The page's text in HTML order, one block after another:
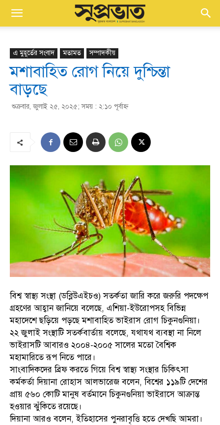
এ মুহূর্তের সংবাদ মতামত সম্পাদকীয়
মশাবাহিত রোগ নিয়ে দুশ্চিন্তা
বাড়ছে
শুক্রবার, জুলাই ২৫, ২০২৫; সময় : ২:১০ পূর্বাহ্ণ
বিশ্ব স্বাস্থ্য সংস্থা (ডব্লিউএইচও) সতর্কতা জারি করে জরুরি পদক্ষেপ
গ্রহণের আহ্বান জানিয়ে বলেছে, এশিয়া-ইউরোপসহ বিভিন্ন
মহাদেশে ছড়িয়ে পড়ছে মশাবাহিত ভাইরাস রোগ চিকুনগুনিয়া।
২২ জুলাই সংস্থাটি সতর্কবার্তায় বলেছে, যথাযথ ব্যবস্থা না নিলে
ভাইরাসটি আবারও ২০০৪-২০০৫ সালের মতো বৈশ্বিক
মহামারিতে রূপ নিতে পারে।
সাংবাদিকদের ব্রিফ করতে গিয়ে বিশ্ব স্বাস্থ্য সংস্থার চিকিৎসা
কর্মকর্তা দিয়ানা রোহাস আলভারেজ বলেন, বিশ্বের ১১৯টি দেশের
প্রায় ৫৬০ কোটি মানুষ বর্তমানে চিকুনগুনিয়া ভাইরাসে আক্রান্ত
হওয়ার ঝুঁকিতে রয়েছে।
দিয়ানা আরও বলেন, ইতিহাসের পুনরাবৃত্তি হতে দেখছি আমরা।